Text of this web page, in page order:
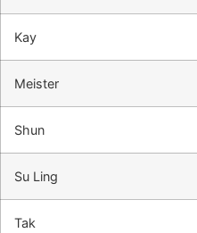
Kay
Meister
Shun
Su Ling
Tak